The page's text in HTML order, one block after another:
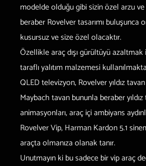
modelde olduğu gibi sizin özel arzu
beraber Rovelver tasarımı buluşunca
kusursuz ve size özel olacaktır.
Özellikle araç dışı gürültüyü
taraflı yalıtım malzemesi
QLED televizyon, Rovelver yıldız
Maybach tavan bununla beraber
animasyonları, araç içi ambiyans
Rovelver Vip, Harman Kardon 5.1
araçta olmanıza olanak tanır.
Unutmayın ki bu sadece bir vip araç